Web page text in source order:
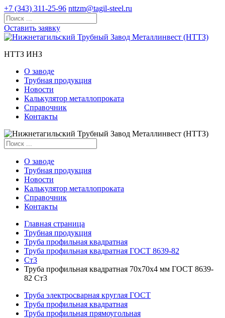
+7 (343) 311-25-96 nttzm@tagil-steel.ru
Оставить заявку
НТТЗ ИНЗ
О заводе
Трубная продукция
Новости
Калькулятор металлопроката
Справочник
Контакты
О заводе
Трубная продукция
Новости
Калькулятор металлопроката
Справочник
Контакты
Главная страница
Трубная продукция
Труба профильная квадратная
Труба профильная квадратная ГОСТ 8639-82
Ст3
Труба профильная квадратная 70x70x4 мм ГОСТ 8639-
82 Ст3
Труба электросварная круглая ГОСТ
Труба профильная квадратная
Труба профильная прямоугольная